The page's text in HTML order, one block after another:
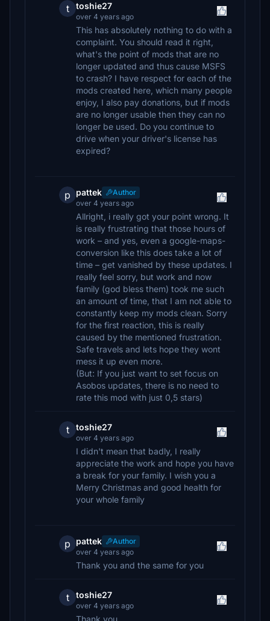
t toshie27
over 4 years ago
This has absolutely nothing to do with a
complaint. You should read it right,
what's the point of mods that are no
longer updated and thus cause MSFS
to crash? I have respect for each of the
mods created here, which many people
enjoy, I also pay donations, but if mods
are no longer usable then they can no
longer be used. Do you continue to
drive when your driver's license has
expired?
p pattek
Author
over 4 years ago
Allright, i really got your point wrong. It
is really frustrating that those hours of
work – and yes, even a google-maps-
conversion like this does take a lot of
time – get vanished by these updates. I
really feel sorry, but work and now
family (god bless them) took me such
an amount of time, that I am not able to
constantly keep my mods clean. Sorry
for the first reaction, this is really
caused by the mentioned frustration.
Safe travels and lets hope they wont
mess it up even more.
(But: If you just want to set focus on
Asobos updates, there is no need to
rate this mod with just 0,5 stars)
t toshie27
over 4 years ago
I didn't mean that badly, I really
appreciate the work and hope you have
a break for your family. I wish you a
Merry Christmas and good health for
your whole family
p pattek
Author
over 4 years ago
Thank you and the same for you
t toshie27
over 4 years ago
Thank you